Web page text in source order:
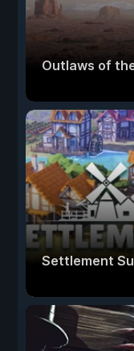
Outlaws of
Settlement